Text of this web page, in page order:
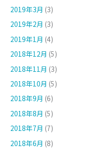
2019年3月 (3)
2019年2月 (3)
2019年1月 (4)
2018年12月 (5)
2018年11月 (3)
2018年10月 (5)
2018年9月 (6)
2018年8月 (5)
2018年7月 (7)
2018年6月 (8)